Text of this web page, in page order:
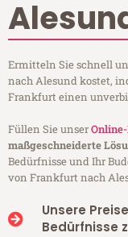
Ermitteln Sie schnell
nach Alesund kostet,
Frankfurt einen
Füllen Sie unser
maßgeschneiderte
Bedürfnisse und Ihr
von Frankfurt nach
Unsere
Bedürfnisse